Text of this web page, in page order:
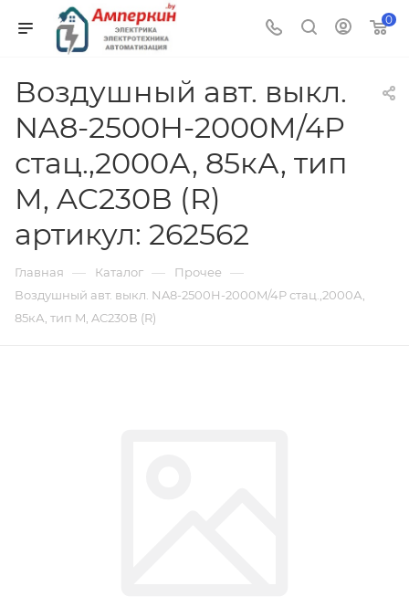
0
Воздушный авт. выкл.
NA8-2500H-2000M/4P
стац.,2000А, 85кА, тип
M, AC230В (R)
артикул: 262562
Главная — Каталог — Прочее —
Воздушный авт. выкл. NA8-2500H-2000M/4P стац.,2000А,
85кА, тип M, AC230В (R)